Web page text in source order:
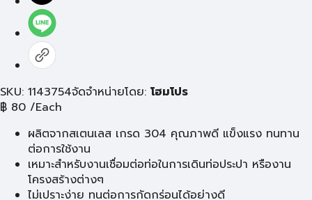
SKU: 1143754จัดจำหน่ายโดย: โฮมโปร
฿ 80 /Each
ผลิตจากสเตนเลส เกรด 304 คุณภาพดี แข็งแรง ทนทาน
ต่อการใช้งาน
เหมาะสำหรับงานเชื่อมต่อท่อในการเดินท่อประปา หรืองาน
โครงสร้างต่างๆ
ไม่เปราะง่าย ทนต่อการกัดกร่อนได้อย่างดี